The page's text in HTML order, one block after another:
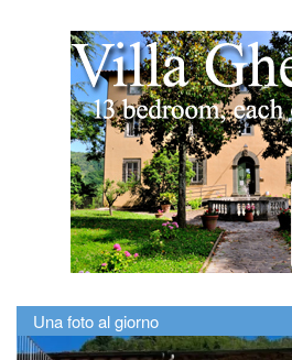
Una foto al giorno